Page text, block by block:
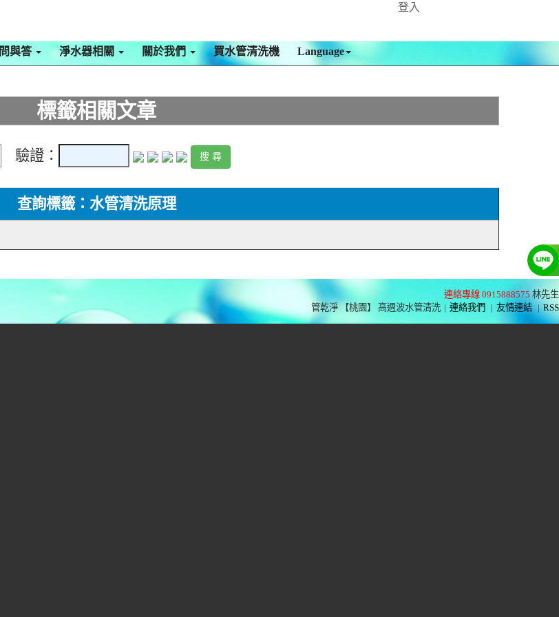
登入
問與答 淨水器相關 關於我們 買水管清洗機 Language
標籤相關文章
驗證：
查詢標籤：水管清洗原理
連絡專線 0915888575 林先生
管乾淨 【桃園】 高週波水管清洗 | 連絡我們 | 友情連結 | RSS